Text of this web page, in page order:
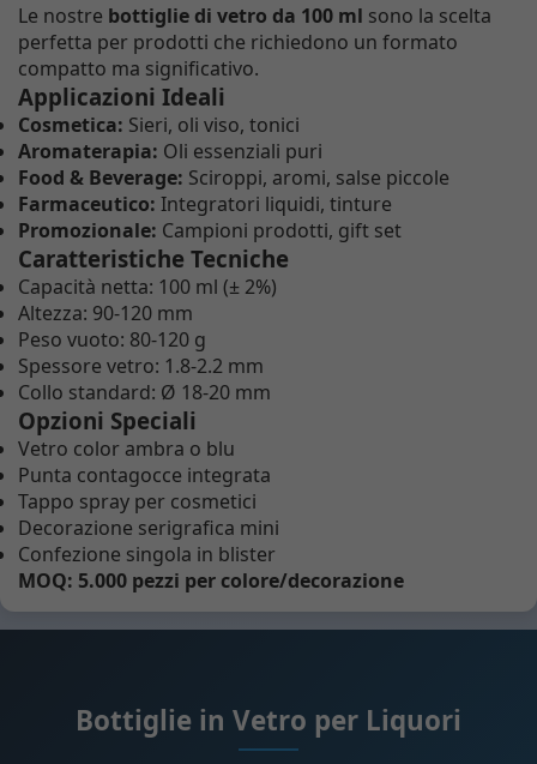
Le nostre bottiglie di vetro da 100 ml sono la scelta
perfetta per prodotti che richiedono un formato
compatto ma significativo.
Applicazioni Ideali
Cosmetica: Sieri, oli viso, tonici
Aromaterapia: Oli essenziali puri
Food & Beverage: Sciroppi, aromi, salse piccole
Farmaceutico: Integratori liquidi, tinture
Promozionale: Campioni prodotti, gift set
Caratteristiche Tecniche
Capacità netta: 100 ml (± 2%)
Altezza: 90-120 mm
Peso vuoto: 80-120 g
Spessore vetro: 1.8-2.2 mm
Collo standard: Ø 18-20 mm
Opzioni Speciali
Vetro color ambra o blu
Punta contagocce integrata
Tappo spray per cosmetici
Decorazione serigrafica mini
Confezione singola in blister
MOQ: 5.000 pezzi per colore/decorazione
Bottiglie in Vetro per Liquori